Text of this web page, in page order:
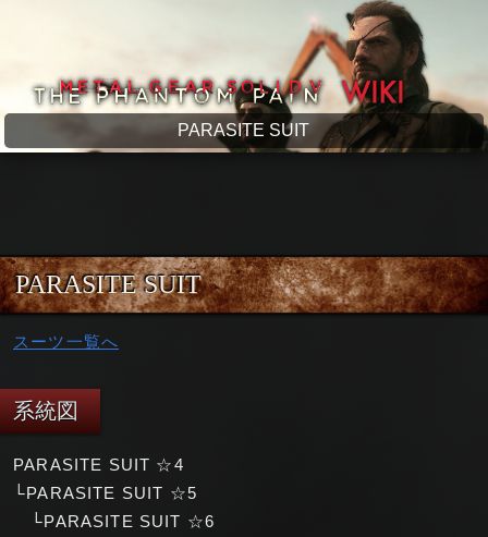
PARASITE SUIT
PARASITE SUIT
スーツ一覧へ
系統図
PARASITE SUIT ☆4
└PARASITE SUIT ☆5
└PARASITE SUIT ☆6